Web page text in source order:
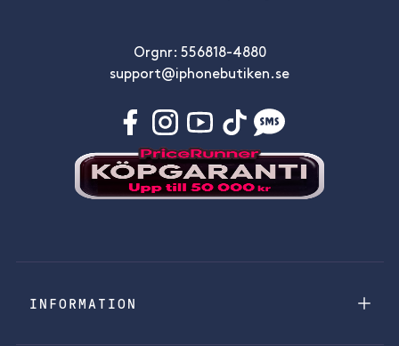
Orgnr: 556818-4880
support@iphonebutiken.se
INFORMATION